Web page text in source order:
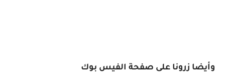
وأيضا زرونا على صفحة الفيس بوك